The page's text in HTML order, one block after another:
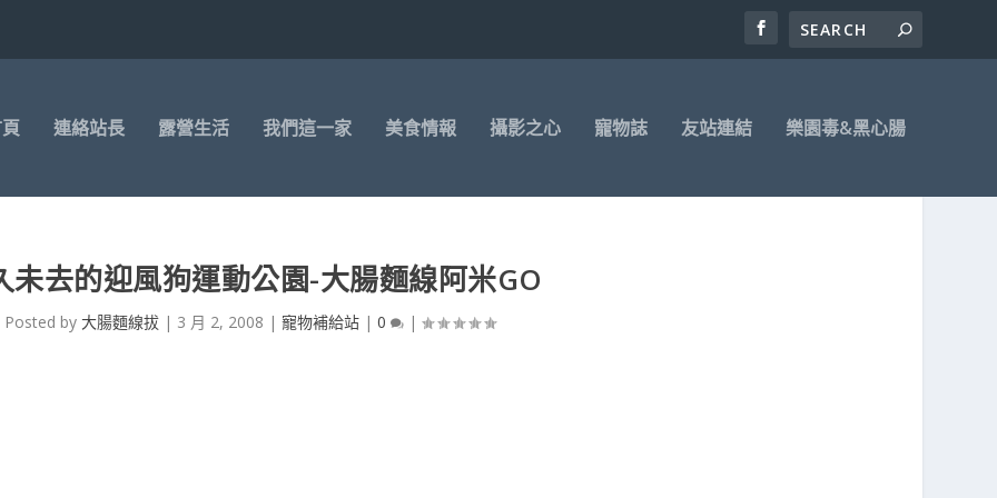
連絡站長 露營生活 我們這一家 美食情報 攝影之心 寵物誌 友站連結 樂園毒&黑心腸
未去的迎風狗運動公園-大腸麵線阿米GO
Posted by 大腸麵線拔| 3 月 2, 2008 | 寵物補給站| 0 |